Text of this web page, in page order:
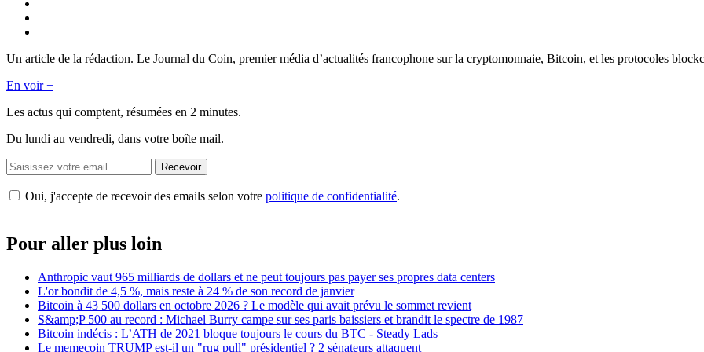
Un article de la rédaction. Le Journal du Coin, premier média d’actualités francophone sur la cryptomonnaie, Bitcoin, et les protocoles
En voir +
Les actus qui comptent, résumées en 2 minutes.
Du lundi au vendredi, dans votre boîte mail.
Recevoir
Oui, j'accepte de recevoir des emails selon votre politique de confidentialité.
Pour aller plus loin
Anthropic vaut 965 milliards de dollars et ne peut toujours pas payer ses propres data centers
L'or bondit de 4,5 %, mais reste à 24 % de son record de janvier
Bitcoin à 43 500 dollars en octobre 2026 ? Le modèle qui avait prévu le sommet revient
S&amp;P 500 au record : Michael Burry campe sur ses paris baissiers et brandit le spectre de 1987
Bitcoin indécis : L’ATH de 2021 bloque toujours le cours du BTC - Steady Lads
Le memecoin TRUMP est-il un "rug pull" présidentiel ? 2 sénateurs attaquent